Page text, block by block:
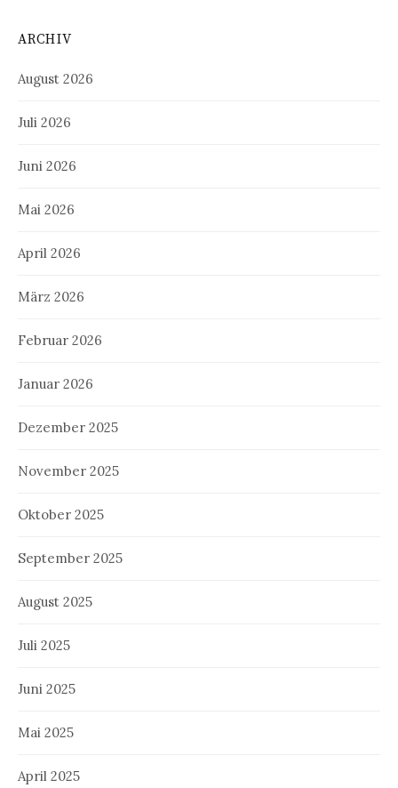
ARCHIV
August 2026
Juli 2026
Juni 2026
Mai 2026
April 2026
März 2026
Februar 2026
Januar 2026
Dezember 2025
November 2025
Oktober 2025
September 2025
August 2025
Juli 2025
Juni 2025
Mai 2025
April 2025